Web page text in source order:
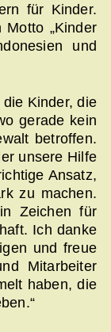
für Kinder.
„Kinder
und
Kinder, die
gerade kein
betroffen.
unsere Hilfe
Ansatz,
zu machen.
Zeichen für
Ich danke
und freue
Mitarbeiter
haben, die